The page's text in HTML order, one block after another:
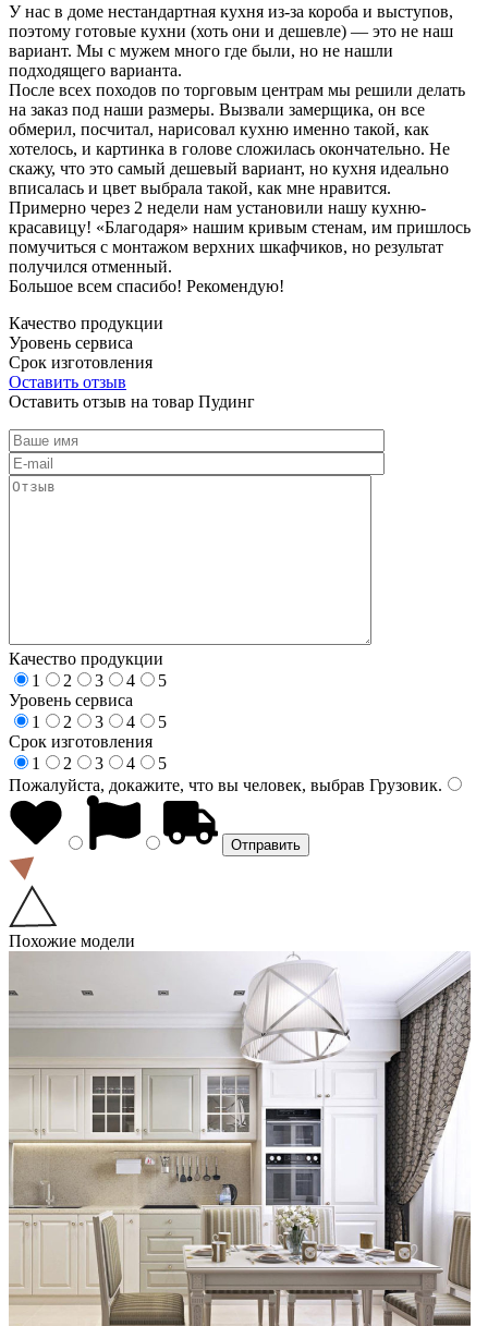
У нас в доме нестандартная кухня из-за короба и выступов,
поэтому готовые кухни (хоть они и дешевле) — это не наш
вариант. Мы с мужем много где были, но не нашли
подходящего варианта.
После всех походов по торговым центрам мы решили делать
на заказ под наши размеры. Вызвали замерщика, он все
обмерил, посчитал, нарисовал кухню именно такой, как
хотелось, и картинка в голове сложилась окончательно. Не
скажу, что это самый дешевый вариант, но кухня идеально
вписалась и цвет выбрала такой, как мне нравится.
Примерно через 2 недели нам установили нашу кухню-
красавицу! «Благодаря» нашим кривым стенам, им пришлось
помучиться с монтажом верхних шкафчиков, но результат
получился отменный.
Большое всем спасибо! Рекомендую!
Качество продукции
Уровень сервиса
Срок изготовления
Оставить отзыв
Оставить отзыв на товар Пудинг
Качество продукции
1
2 3 4
5
Уровень сервиса
1
2 3 4
5
Срок изготовления
1
2 3 4
5
Пожалуйста, докажите, что вы человек, выбрав Грузовик.
Похожие модели